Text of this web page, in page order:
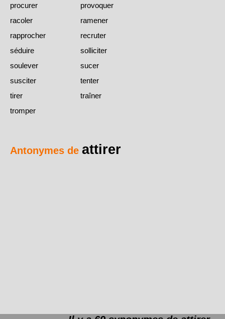
procurer
provoquer
racoler
ramener
rapprocher
recruter
séduire
solliciter
soulever
sucer
susciter
tenter
tirer
traîner
tromper
Antonymes de attirer